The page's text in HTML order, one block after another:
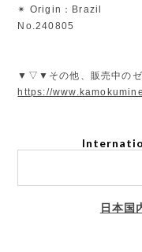
✴︎ Origin：Brazil
No.240805
▼▽▼その他、販売中の
https://
日本国